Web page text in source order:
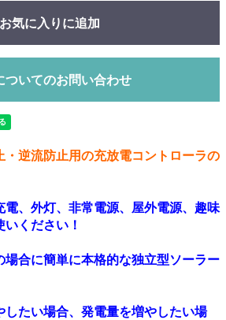
お気に入りに追加
ついてのお問い合わせ
・逆流防止用の充放電コントローラの
電、外灯、非常電源、屋外電源、趣味
ください！
場合に簡単に本格的な独立型ソーラー
したい場合、発電量を増やしたい場